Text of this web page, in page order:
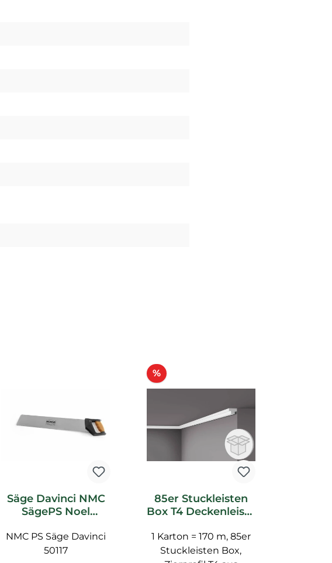
Säge Davinci NMC
SägePS Noel
NMC PS Säge Davinci
50117
%Rabatt
85er Stuckleisten
Box T4 Deckenleiste
Stuckleiste
1 Karton = 170 m, 85er
Stuckleisten Box,